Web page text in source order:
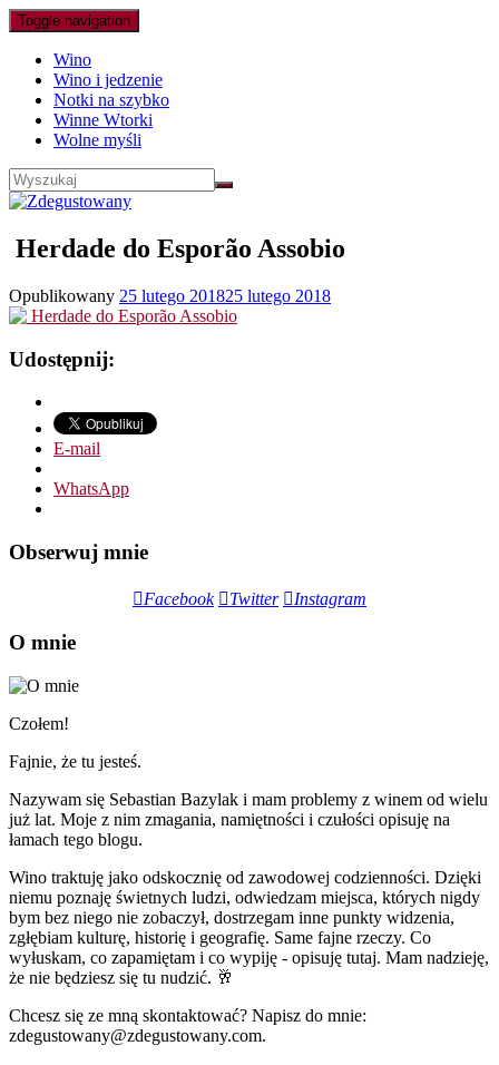
Toggle navigation
Wino
Wino i jedzenie
Notki na szybko
Winne Wtorki
Wolne myśli
​ Herdade do Esporão Assobio
Opublikowany 25 lutego 201825 lutego 2018
Udostępnij:
E-mail
WhatsApp
Obserwuj mnie
Facebook Twitter Instagram
O mnie
Czołem!
Fajnie, że tu jesteś.
Nazywam się Sebastian Bazylak i mam problemy z winem od wielu
już lat. Moje z nim zmagania, namiętności i czułości opisuję na
łamach tego blogu.
Wino traktuję jako odskocznię od zawodowej codzienności. Dzięki
niemu poznaję świetnych ludzi, odwiedzam miejsca, których nigdy
bym bez niego nie zobaczył, dostrzegam inne punkty widzenia,
zgłębiam kulturę, historię i geografię. Same fajne rzeczy. Co
wyłuskam, co zapamiętam i co wypiję - opisuję tutaj. Mam nadzieję,
że nie będziesz się tu nudzić. 🥂
Chcesz się ze mną skontaktować? Napisz do mnie:
zdegustowany@zdegustowany.com.